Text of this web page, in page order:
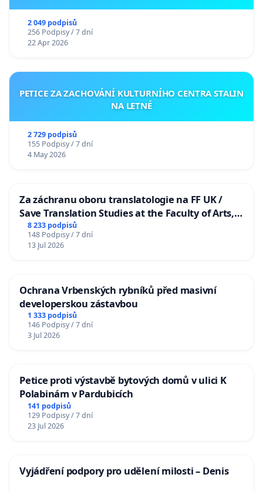
2 049 podpisů
256 Podpisy / 7 dní
22 Apr 2026
PETICE ZA ZACHOVÁNÍ KULTURNÍHO CENTRA STALIN
NA LETNÉ
2 729 podpisů
155 Podpisy / 7 dní
4 May 2026
Za záchranu oboru translatologie na FF UK /
Save Translation Studies at the Faculty of Arts,
Charles University
8 233 podpisů
148 Podpisy / 7 dní
13 Jul 2026
Ochrana Vrbenských rybníků před masivní
developerskou zástavbou
1 333 podpisů
146 Podpisy / 7 dní
3 Jul 2026
Petice proti výstavbě bytových domů v ulici K
Polabinám v Pardubicích
141 podpisů
129 Podpisy / 7 dní
23 Jul 2026
Vyjádření podpory pro udělení milosti – Denis